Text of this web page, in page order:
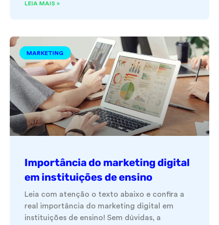
LEIA MAIS »
MARKETING
Importância do marketing digital
em instituições de ensino
Leia com atenção o texto abaixo e confira a
real importância do marketing digital em
instituições de ensino! Sem dúvidas, a